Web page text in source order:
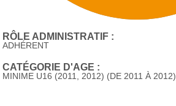
RÔLE ADMINISTRATIF :
ADHÉRENT
CATÉGORIE D'AGE :
MINIME U16 (2011, 2012) (DE 2011 À 2012)